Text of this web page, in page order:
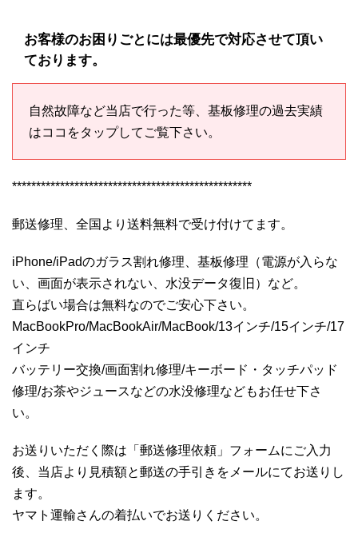
お客様のお困りごとには最優先で対応させて頂い
ております。
自然故障など当店で行った等、基板修理の過去実績
はココをタップしてご覧下さい。
**************************************************
郵送修理、全国より送料無料で受け付けてます。
iPhone/iPadのガラス割れ修理、基板修理（電源が入らな
い、画面が表示されない、水没データ復旧）など。
直らばい場合は無料なのでご安心下さい。
MacBookPro/MacBookAir/MacBook/13インチ/15インチ/17
インチ
バッテリー交換/画面割れ修理/キーボード・タッチパッド
修理/お茶やジュースなどの水没修理などもお任せ下さ
い。
お送りいただく際は「郵送修理依頼」フォームにご入力
後、当店より見積額と郵送の手引きをメールにてお送りし
ます。
ヤマト運輸さんの着払いでお送りください。